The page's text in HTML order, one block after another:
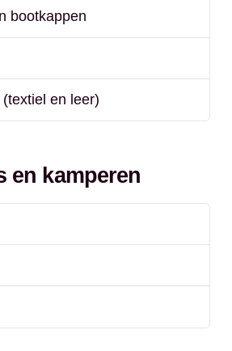
bootkappen
en leer)
en kamperen